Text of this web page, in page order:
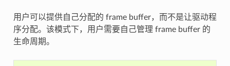
用户可以提供自己分配的 frame buffer，而不是让驱动程
序分配。该模式下，用户需要自己管理 frame buffer 的
生命周期。